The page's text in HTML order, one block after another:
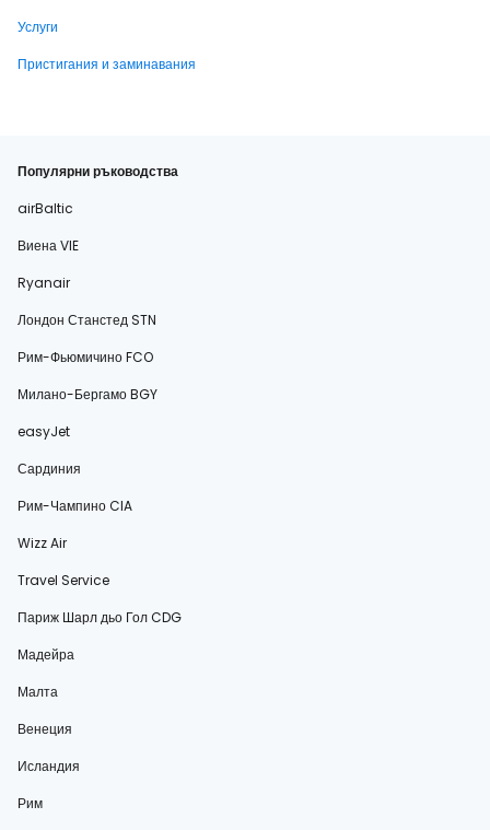
Услуги
Пристигания и заминавания
Популярни ръководства
airBaltic
Виена VIE
Ryanair
Лондон Станстед STN
Рим-Фьюмичино FCO
Милано-Бергамо BGY
easyJet
Сардиния
Рим-Чампино CIA
Wizz Air
Travel Service
Париж Шарл дьо Гол CDG
Мадейра
Малта
Венеция
Исландия
Рим